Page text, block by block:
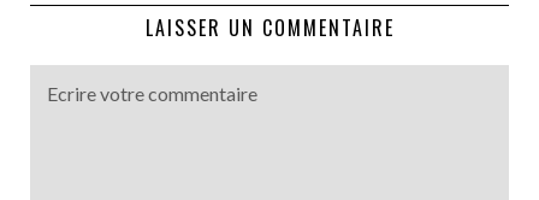
LAISSER UN COMMENTAIRE